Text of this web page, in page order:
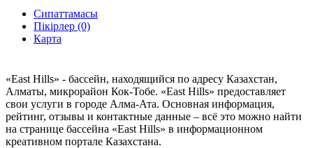
Сипаттамасы
Пікірлер (0)
Карта
«East Hills» - бассейн, находящийся по адресу Казахстан,
Алматы, микрорайон Кок-Тобе. «East Hills» предоставляет
свои услуги в городе Алма-Ата. Основная информация,
рейтинг, отзывы и контактные данные – всё это можно найти
на странице бассейна «East Hills» в информационном
креативном портале Казахстана.